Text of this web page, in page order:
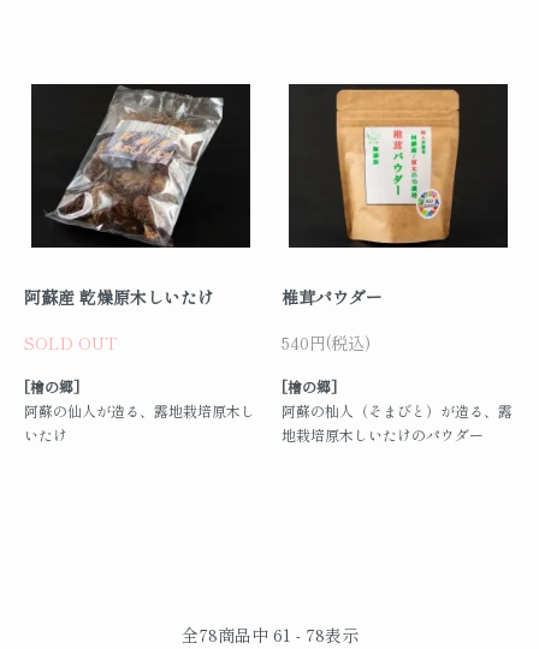
阿蘇産 乾燥原木しいたけ
SOLD OUT
[檜の郷]
阿蘇の仙人が造る、露地栽培原木し
いたけ
椎茸パウダー
540円(税込)
[檜の郷]
阿蘇の杣人（そまびと）が造る、露
地栽培原木しいたけのパウダー
全78商品中 61 - 78表示